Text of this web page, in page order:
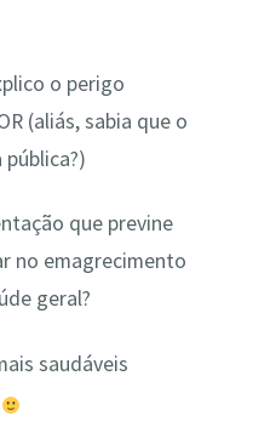
o perigo
(aliás, sabia que o
que previne
no emagrecimento
geral?
saudáveis